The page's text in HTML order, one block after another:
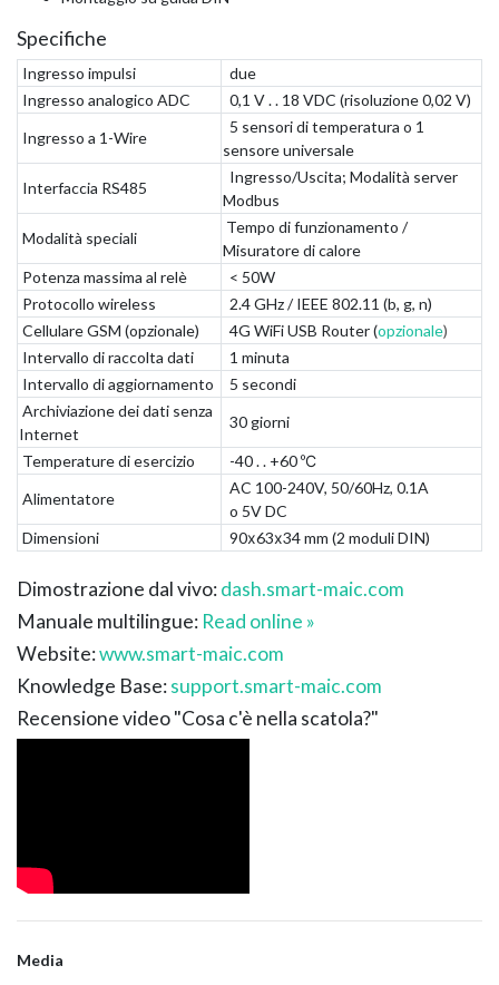
Specifiche
Ingresso impulsi
due
Ingresso analogico ADC
0,1 V . . 18 VDC (risoluzione 0,02 V)
Ingresso a 1-Wire
5 sensori di temperatura o 1
sensore universale
Interfaccia RS485
Ingresso/Uscita; Modalità server
Modbus
Modalità speciali
Tempo di funzionamento /
Misuratore di calore
Potenza massima al relè
< 50W
Protocollo wireless
2.4 GHz / IEEE 802.11 (b, g, n)
Cellulare GSM (opzionale)
4G WiFi USB Router (opzionale)
Intervallo di raccolta dati
1 minuta
Intervallo di aggiornamento
5 secondi
Archiviazione dei dati senza
Internet
30 giorni
Temperature di esercizio
-40 . . +60 ºС
Alimentatore
AC 100-240V, 50/60Hz, 0.1A
o 5V DC
Dimensioni
90х63х34 mm (2 moduli DIN)
Dimostrazione dal vivo:dash.smart-maic.com
Manuale multilingue: Read online »
Website:www.smart-maic.com
Knowledge Base:support.smart-maic.com
Recensione video "Cosa c'è nella scatola?"
Media